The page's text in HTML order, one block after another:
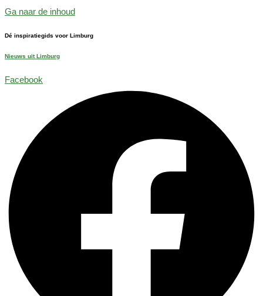
Ga naar de inhoud
Dé inspiratiegids voor Limburg
Nieuws uit Limburg
Facebook